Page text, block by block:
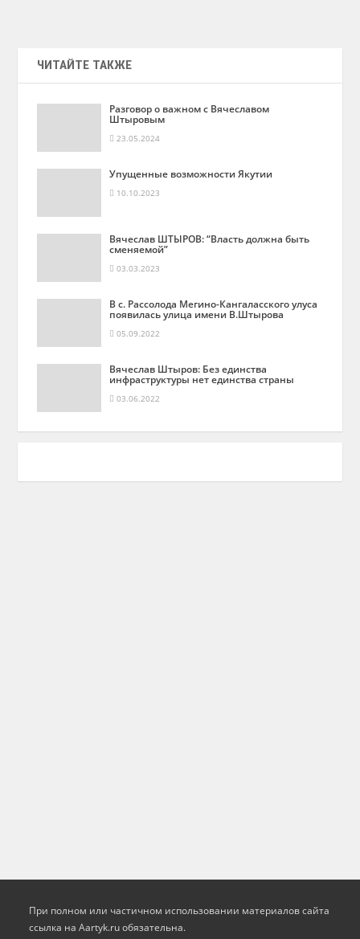
ЧИТАЙТЕ ТАКЖЕ
Разговор о важном с Вячеславом
Штыровым
23.05.2024
Упущенные возможности Якутии
10.10.2023
Вячеслав ШТЫРОВ: “Власть должна быть
сменяемой”
03.03.2023
В с. Рассолода Мегино-Кангаласского улуса
появилась улица имени В.Штырова
05.09.2022
Вячеслав Штыров: Без единства
инфраструктуры нет единства страны
03.06.2022
При полном или частичном использовании материалов сайта
ссылка на Aartyk.ru oбязательна.